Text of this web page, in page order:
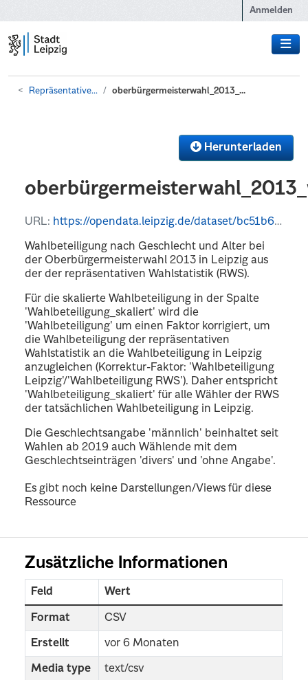
Anmelden
Repräsentative... oberbürgermeisterwahl_2013_...
Herunterladen
URL: https://opendata.leipzig.de/dataset/bc51b6f5-edaf-429b-a1cf-b505806fb55e/resource/b5d2cb32-5af3-4e7c-902a-5a5e4a3eaa87/download/rtmpwhhy4noberburgermeisterwahl_2013_wahlgang2_wahlbeteiligung.csv
Wahlbeteiligung nach Geschlecht und Alter bei
der Oberbürgermeisterwahl 2013 in Leipzig aus
der der repräsentativen Wahlstatistik (RWS).
Für die skalierte Wahlbeteiligung in der Spalte
'Wahlbeteiligung_skaliert' wird die
'Wahlbeteiligung' um einen Faktor korrigiert, um
die Wahlbeteiligung der repräsentativen
Wahlstatistik an die Wahlbeteiligung in Leipzig
anzugleichen (Korrektur-Faktor: 'Wahlbeteiligung
Leipzig'/'Wahlbeteiligung RWS'). Daher entspricht
'Wahlbeteiligung_skaliert' für alle Wähler der RWS
der tatsächlichen Wahlbeteiligung in Leipzig.
Die Geschlechtsangabe 'männlich' beinhaltet seit
Wahlen ab 2019 auch Wählende mit dem
Geschlechtseinträgen 'divers' und 'ohne Angabe'.
Es gibt noch keine Darstellungen/Views für diese
Ressource
Zusätzliche Informationen
Feld Wert
Format CSV
Erstellt vor 6 Monaten
Media type text/csv